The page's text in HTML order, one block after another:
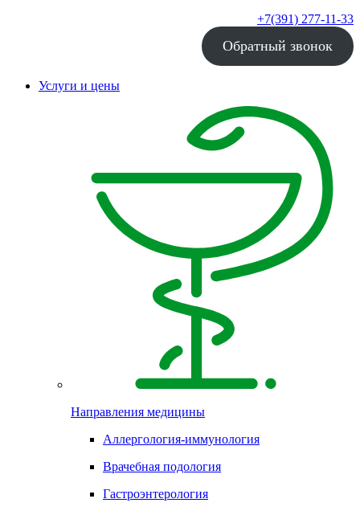
+7(391) 277-11-33
Обратный звонок
Услуги и цены
Направления медицины
Аллергология-иммунология
Врачебная подология
Гастроэнтерология